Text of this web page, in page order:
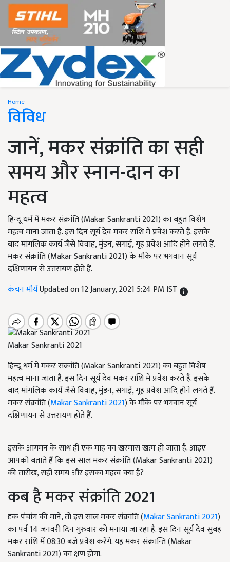
Home
विविध
जानें, मकर संक्रांति का सही
समय और स्नान-दान का
महत्व
हिन्दू धर्म में मकर संक्रांति (Makar Sankranti 2021) का बहुत विशेष
महत्व माना जाता है. इस दिन सूर्य देव मकर राशि में प्रवेश करते हैं. इसके
बाद मांगलिक कार्य जैसे विवाह, मुंडन, सगाई, गृह प्रवेश आदि होने लगते हैं.
मकर संक्रांति (Makar Sankranti 2021) के मौके पर भगवान सूर्य
दक्षिणायन से उत्तरायण होते हैं.
कंचन मौर्यUpdated on 12 January, 2021 5:24 PM IST
Makar Sankranti 2021
हिन्दू धर्म में मकर संक्रांति (Makar Sankranti 2021) का बहुत विशेष
महत्व माना जाता है. इस दिन सूर्य देव मकर राशि में प्रवेश करते हैं. इसके
बाद मांगलिक कार्य जैसे विवाह, मुंडन, सगाई, गृह प्रवेश आदि होने लगते हैं.
मकर संक्रांति (Makar Sankranti 2021) के मौके पर भगवान सूर्य
दक्षिणायन से उत्तरायण होते हैं.
इसके आगमन के साथ ही एक माह का खरमास खत्म हो जाता है. आइए
आपको बताते हैं कि इस साल मकर संक्रांति (Makar Sankranti 2021)
की तारीख, सही समय और इसका महत्व क्या है?
कब है मकर संक्रांति 2021
दृक पंचांग की मानें, तो इस साल मकर संक्रांति (Makar Sankranti 2021)
का पर्व 14 जनवरी ​दिन गुरुवार को मनाया जा रहा है. इस दिन सूर्य देव सुबह
मकर राशि में 08:30 बजे प्रवेश करेंगे. यह मकर संक्रान्ति (Makar
Sankranti 2021) का क्षण होगा.